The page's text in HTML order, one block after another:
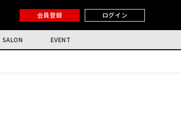
会員登録 ログイン
SALON EVENT